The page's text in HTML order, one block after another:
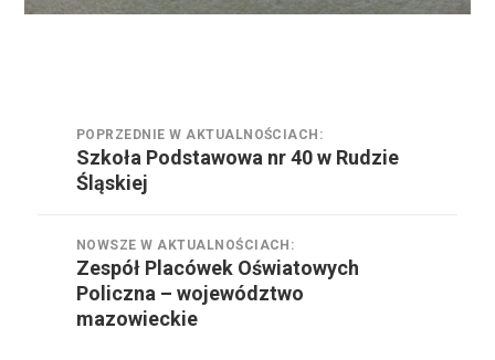
wpisu
POPRZEDNIE W AKTUALNOŚCIACH:
Poprzednie
w
Szkoła Podstawowa nr 40 w Rudzie
Śląskiej
NOWSZE W AKTUALNOŚCIACH:
Nowsze
w
aktualnościach:
Zespół Placówek Oświatowych
Policzna – województwo
mazowieckie